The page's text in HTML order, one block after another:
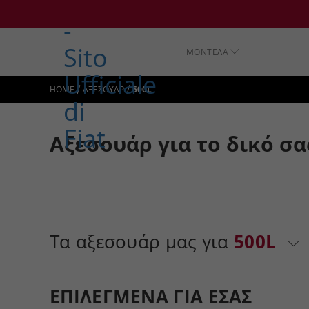
ΜΟΝΤΕΛΑ
HOME / ΑΞΕΣΟΥΑΡ / 500L
Αξεσουάρ για το δικό
Τα αξεσουάρ μας για 500L
ΕΠΙΛΕΓΜΕΝΑ ΓΙΑ ΕΣΑΣ